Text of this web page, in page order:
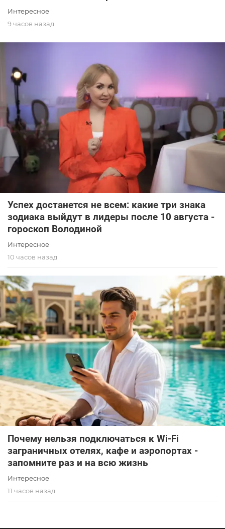
Интересное
9 часов назад
Успех достанется не всем: какие три знака
зодиака выйдут в лидеры после 10 августа -
гороскоп Володиной
Интересное
10 часов назад
Почему нельзя подключаться к Wi-Fi
заграничных отелях, кафе и аэропортах -
запомните раз и на всю жизнь
Интересное
11 часов назад